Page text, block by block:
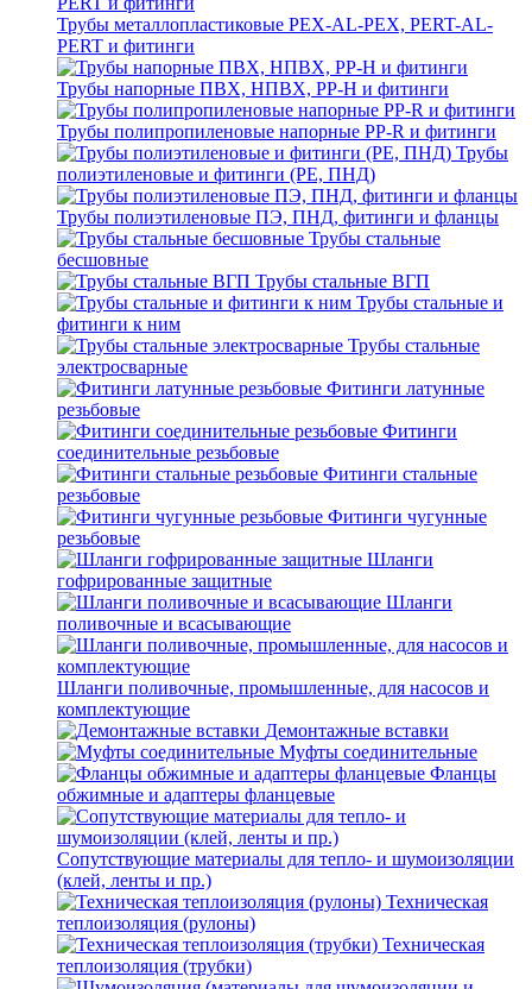
Трубы металлопластиковые PEX-AL-PEX, PERT-AL-
PERT и фитинги
Трубы напорные ПВХ, НПВХ, PP-H и фитинги
Трубы полипропиленовые напорные PP-R и фитинги
Трубы
полиэтиленовые и фитинги (PE, ПНД)
Трубы полиэтиленовые ПЭ, ПНД, фитинги и фланцы
Трубы стальные
бесшовные
Трубы стальные ВГП
Трубы стальные и
фитинги к ним
Трубы стальные
электросварные
Фитинги латунные
резьбовые
Фитинги
соединительные резьбовые
Фитинги стальные
резьбовые
Фитинги чугунные
резьбовые
Шланги
гофрированные защитные
Шланги
поливочные и всасывающие
Шланги поливочные, промышленные, для насосов и
комплектующие
Демонтажные вставки
Муфты соединительные
Фланцы
обжимные и адаптеры фланцевые
Сопутствующие материалы для тепло- и шумоизоляции
(клей, ленты и пр.)
Техническая
теплоизоляция (рулоны)
Техническая
теплоизоляция (трубки)